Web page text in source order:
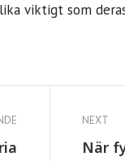
viktigt som
NEXT
När